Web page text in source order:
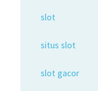
slot
situs slot
slot gacor